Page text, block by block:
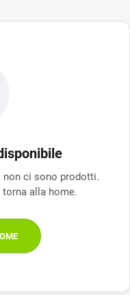
non ci sono prodotti.
alla home.